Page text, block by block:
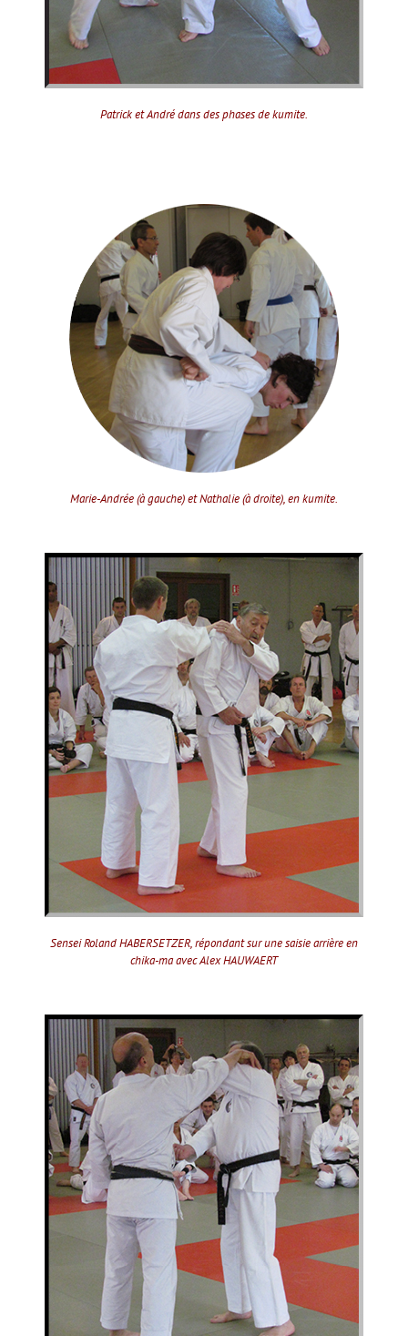
Patrick et André dans des phases de kumite.
Marie-Andrée (à gauche) et Nathalie (à droite), en kumite.
Sensei Roland HABERSETZER, répondant sur une saisie arrière en
chika-ma avec Alex HAUWAERT